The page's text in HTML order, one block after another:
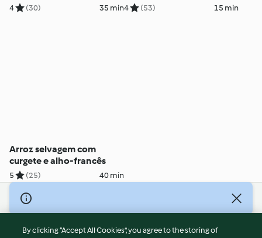
4 (30) 35 min4 (53) 15 min
Arroz selvagem com
curgete e alho-francês
5 (25) 40 min
© Copyright 2026
Terms of Service
By clicking “Accept All Cookies”, you agree to the storing of